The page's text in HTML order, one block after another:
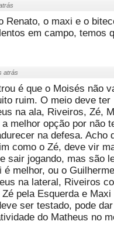
Renato, o maxi e o
em campo, temos
atrás
é que o Moisés não
ruim. O meio deve
na ala, Riveiros, Zé,
melhor opção por não
na defesa. Acho
como o Zé, deve vir
sair jogando, mas são
é melhor, ou o
na lateral, Riveiros
pela Esquerda e
ser testado, pode
do Matheus no